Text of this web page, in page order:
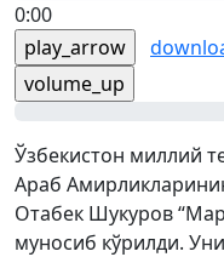
0:00
play_arrow
volume_up
Ўзбекистон миллий
Араб
Отабек Шукуров
муносиб кўрилди.